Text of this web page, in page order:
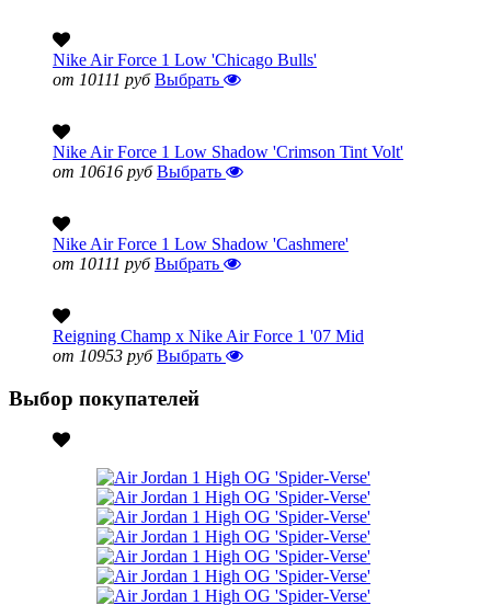
Nike Air Force 1 Low 'Chicago Bulls'
от 10111 руб Выбрать
Nike Air Force 1 Low Shadow 'Crimson Tint Volt'
от 10616 руб Выбрать
Nike Air Force 1 Low Shadow 'Cashmere'
от 10111 руб Выбрать
Reigning Champ x Nike Air Force 1 '07 Mid
от 10953 руб Выбрать
Выбор покупателей